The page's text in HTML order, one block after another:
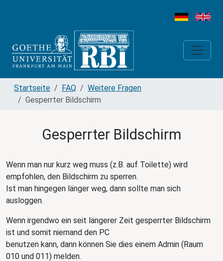
Startseite FAQ
Weitere Fragen
Gesperrter Bildschirm
Gesperrter Bildschirm
Wenn man nur kurz weg muss (z.B. auf Toilette) wird
empfohlen, den Bildschirm zu sperren.
Ist man hingegen länger weg, dann sollte man sich
ausloggen.
Wenn irgendwo ein seit längerer Zeit gesperrter Bildschirm
ist und somit niemand den PC
benutzen kann, dann können Sie dies einem Admin (Raum
010 und 011) melden.